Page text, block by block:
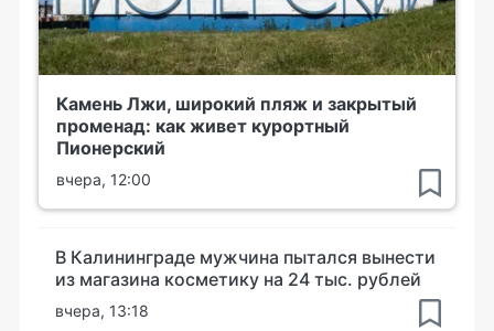
Камень Лжи, широкий пляж и закрытый
променад: как живет курортный
Пионерский
вчера, 12:00
В Калининграде мужчина пытался вынести
из магазина косметику на 24 тыс. рублей
вчера, 13:18